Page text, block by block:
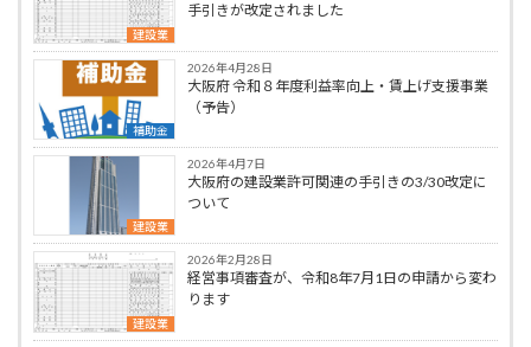
建設業
手引きが改定されました
補助金
2026年4月28日
大阪府 令和８年度利益率向上・賃上げ支援事業
（予告）
建設業
2026年4月7日
大阪府の建設業許可関連の手引きの3/30改定に
ついて
建設業
2026年2月28日
経営事項審査が、令和8年7月1日の申請から変わ
ります